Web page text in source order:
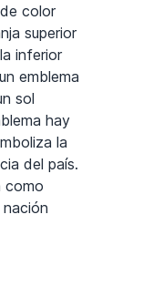
color
superior
inferior
emblema
sol
hay
la
del país.
como